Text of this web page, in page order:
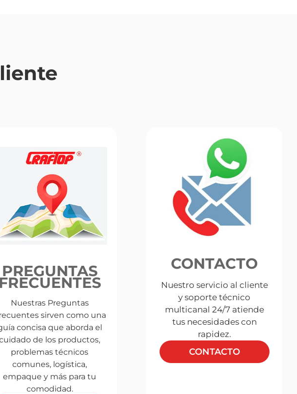
PREGUNTAS
FRECUENTES
Nuestras Preguntas
sirven como una
concisa que aborda el
de los productos,
problemas técnicos
comunes, logística,
empaque y más para tu
comodidad.
CONTACTO
Nuestro servicio al cliente
y soporte técnico
multicanal 24/7 atiende
tus necesidades con
rapidez.
CONTACTO